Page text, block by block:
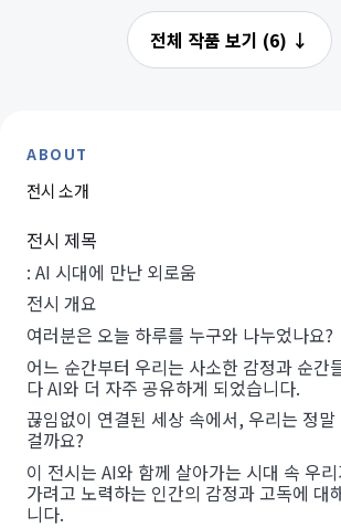
전체 작품 보기 (6) ↓
ABOUT
전시 소개
전시 제목
: AI 시대에 만난 외로움
전시 개요
여러분은 오늘 하루를 누구와 나누었나요?
어느 순간부터 우리는 사소한 감정과 순간
다 AI와 더 자주 공유하게 되었습니다.
끊임없이 연결된 세상 속에서, 우리는 정
걸까요?
이 전시는 AI와 함께 살아가는 시대 속 우
가려고 노력하는 인간의 감정과 고독에 대
니다.